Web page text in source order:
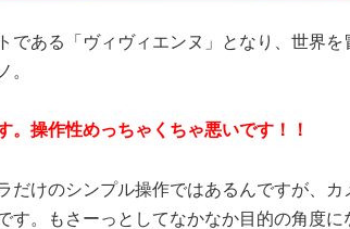
である「ヴィヴィエンヌ」となり、世界
。
。操作性めっちゃくちゃ悪いです！！
だけのシンプル操作ではあるんですが、
す。もさーっとしてなかなか目的の角度に